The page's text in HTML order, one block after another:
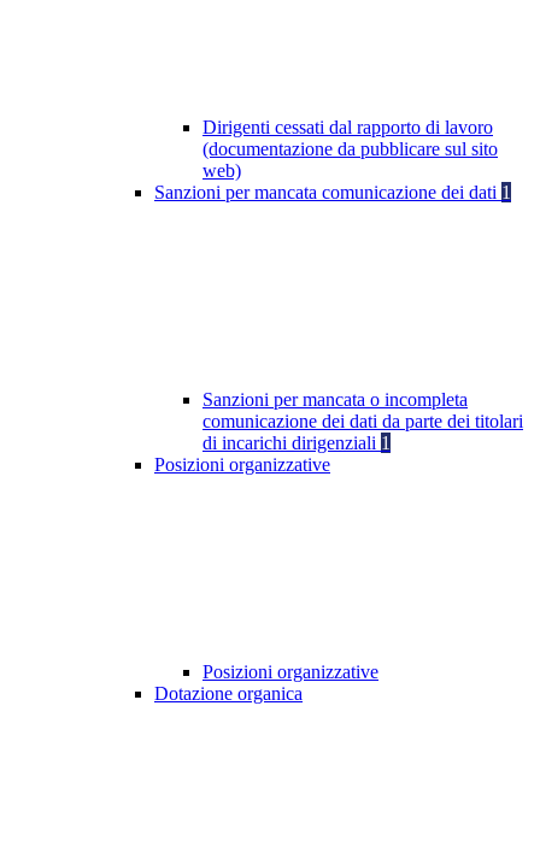
Dirigenti cessati dal rapporto di lavoro
(documentazione da pubblicare sul sito
web)
Sanzioni per mancata comunicazione dei dati 1
Sanzioni per mancata o incompleta
comunicazione dei dati da parte dei titolari
di incarichi dirigenziali 1
Posizioni organizzative
Posizioni organizzative
Dotazione organica